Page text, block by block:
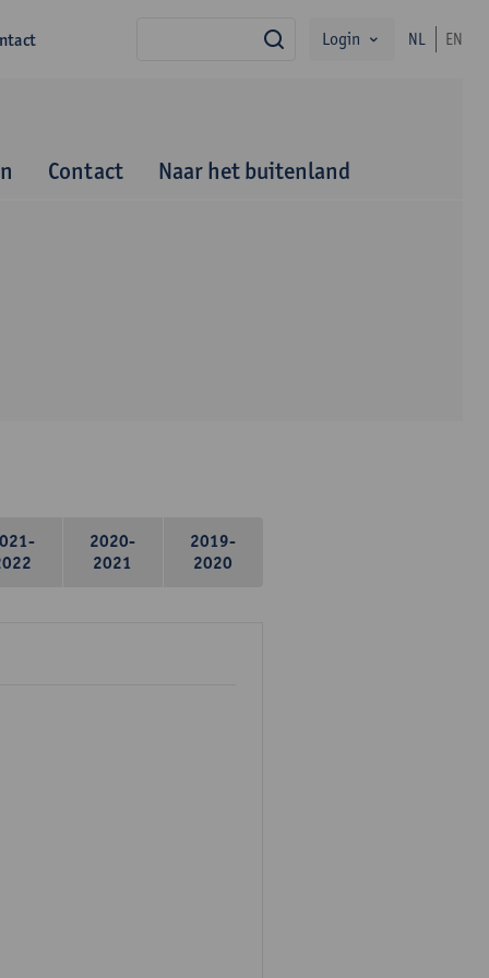
zoekLogin NL EN
Contact Naar het buitenland
2020-
2021
2019-
2020